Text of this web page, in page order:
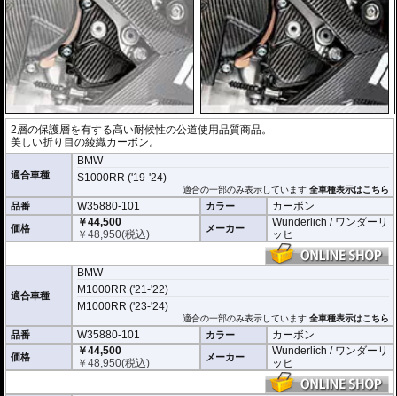
2層の保護層を有する高い耐候性の公道使用品質商品。
美しい折り目の綾織カーボン。
適合車種
BMW
S1000RR ('19-'24)
適合の一部のみ表示しています全車種表示はこちら
品番 W35880-101 カラー カーボン
価格
￥44,500
￥48,950(税込) メーカー
Wunderlich / ワンダーリ
ッヒ
適合車種
BMW
M1000RR ('21-'22)
M1000RR ('23-'24)
適合の一部のみ表示しています全車種表示はこちら
品番 W35880-101 カラー カーボン
価格
￥44,500
￥48,950(税込) メーカー
Wunderlich / ワンダーリ
ッヒ